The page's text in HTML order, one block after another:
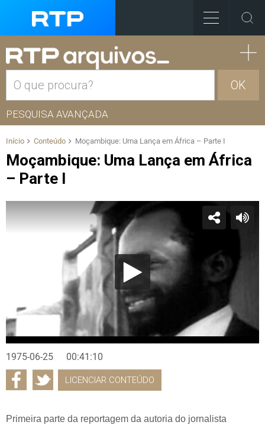
OK
PESQUISA AVANÇADA
Início Conteúdo Moçambique: Uma Lança em África – Parte I
Moçambique: Uma Lança em África
– Parte I
1975-06-25 00:41:10
LICENCIAR CONTEÚDO
Primeira parte da reportagem da autoria do jornalista